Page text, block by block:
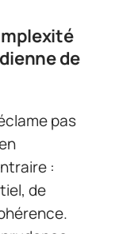
de
pas
:
de